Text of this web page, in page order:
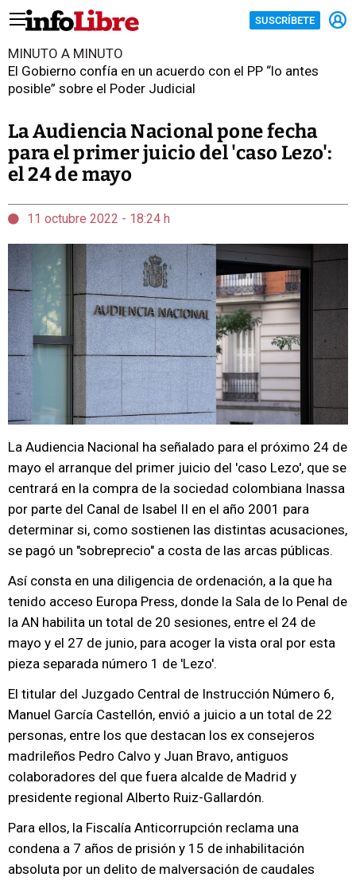
SUSCRÍBETE
MINUTO A MINUTO
El Gobierno confía en un acuerdo con el PP “lo antes
posible” sobre el Poder Judicial
La Audiencia Nacional pone fecha
para el primer juicio del 'caso Lezo':
el 24 de mayo
11 octubre 2022 - 18:24 h
La Audiencia Nacional ha señalado para el próximo 24 de
mayo el arranque del primer juicio del 'caso Lezo', que se
centrará en la compra de la sociedad colombiana Inassa
por parte del Canal de Isabel II en el año 2001 para
determinar si, como sostienen las distintas acusaciones,
se pagó un "sobreprecio" a costa de las arcas públicas.
Así consta en una diligencia de ordenación, a la que ha
tenido acceso Europa Press, donde la Sala de lo Penal de
la AN habilita un total de 20 sesiones, entre el 24 de
mayo y el 27 de junio, para acoger la vista oral por esta
pieza separada número 1 de 'Lezo'.
El titular del Juzgado Central de Instrucción Número 6,
Manuel García Castellón, envió a juicio a un total de 22
personas, entre los que destacan los ex consejeros
madrileños Pedro Calvo y Juan Bravo, antiguos
colaboradores del que fuera alcalde de Madrid y
presidente regional Alberto Ruiz-Gallardón.
Para ellos, la Fiscalía Anticorrupción reclama una
condena a 7 años de prisión y 15 de inhabilitación
absoluta por un delito de malversación de caudales